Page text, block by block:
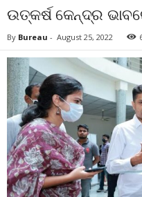
ଉତ୍କର୍ଷ କେନ୍ଦ୍ର
By Bureau - August 25, 2022